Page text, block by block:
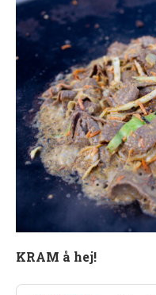
KRAM å hej!